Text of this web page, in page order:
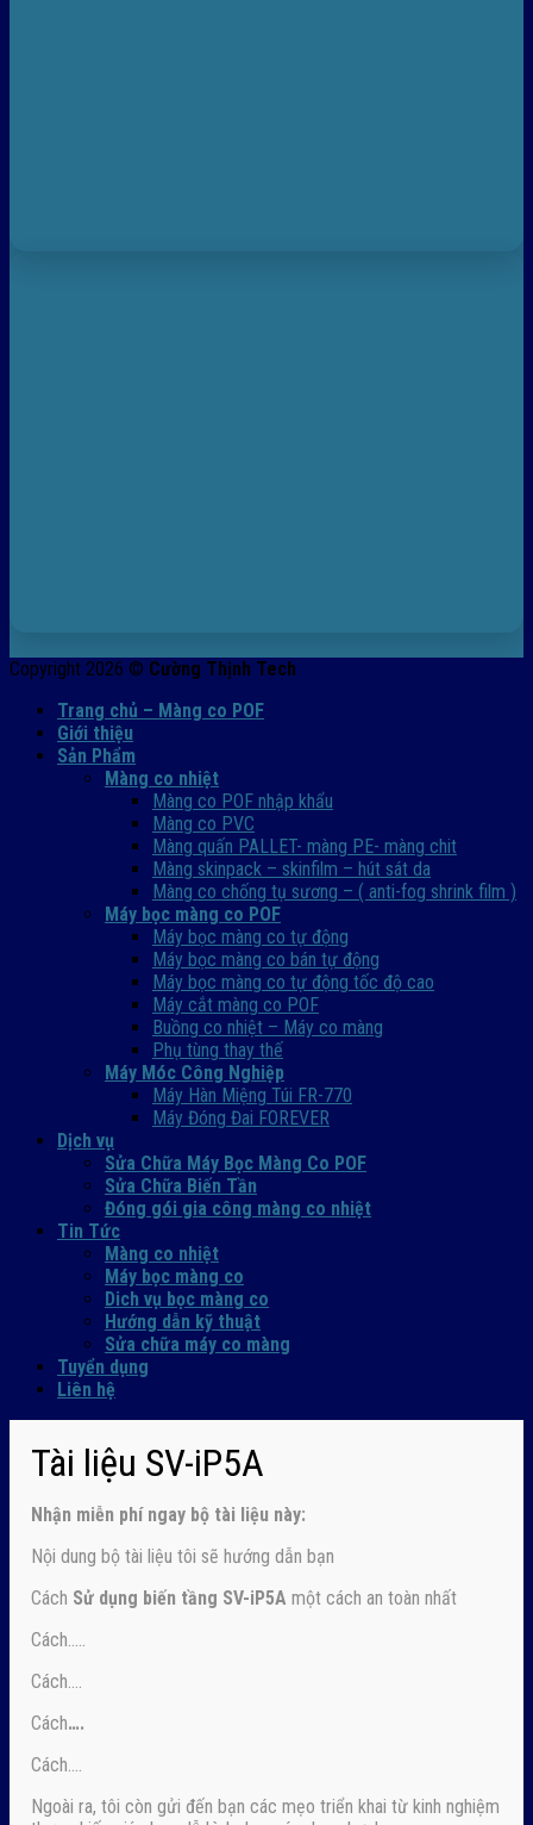
Copyright 2026 © Cường Thịnh Tech
Trang chủ – Màng co POF
Giới thiệu
Sản Phẩm
Màng co nhiệt
Màng co POF nhập khẩu
Màng co PVC
Màng quấn PALLET- màng PE- màng chit
Màng skinpack – skinfilm – hút sát da
Màng co chống tụ sương – ( anti-fog shrink film )
Máy bọc màng co POF
Máy bọc màng co tự động
Máy bọc màng co bán tự động
Máy bọc màng co tự động tốc độ cao
Máy cắt màng co POF
Buồng co nhiệt – Máy co màng
Phụ tùng thay thế
Máy Móc Công Nghiệp
Máy Hàn Miệng Túi FR-770
Máy Đóng Đai FOREVER
Dịch vụ
Sửa Chữa Máy Bọc Màng Co POF
Sửa Chữa Biến Tần
Đóng gói gia công màng co nhiệt
Tin Tức
Màng co nhiệt
Máy bọc màng co
Dich vụ bọc màng co
Hướng dẫn kỹ thuật
Sửa chữa máy co màng
Tuyển dụng
Liên hệ
Tài liệu SV-iP5A
Nhận miễn phí ngay bộ tài liệu này:
Nội dung bộ tài liệu tôi sẽ hướng dẫn bạn
Cách Sử dụng biến tầng SV-iP5A một cách an toàn nhất
Cách…..
Cách….
Cách….
Cách….
Ngoài ra, tôi còn gửi đến bạn các mẹo triển khai từ kinh nghiệm